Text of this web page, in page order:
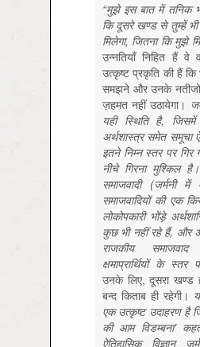
“मुझे इस बात में तनिक
कि दूसरे खण्ड से तुम्हें
मिलेगा, जितना कि मुझे
उन्नतियाँनिहित हैंवे
उत्कृष्टप्रकृति कीहैंकि
समझने औरउनके
ज़हमतनहींउठायेगा।
यही स्थिति है, जिसमें
अर्थशास्त्र समेत समूचा
इतने निम्न स्तर पर
नीचे गिरना मुश्किल
समाजवादी (जर्मनी में
समाजवादियों की एक
लोकोपकारी भोंड़े
कुछ भी नहीं रहे हैं, और
राजकीय
क्षमाप्रार्थियों के
उनके लिए,दूसराखण्ड
बन्द किताब ही रहेगी।
एक उत्कृष्ट उदाहरण है
की आम विडम्बना’
ऐतिहासिक विज्ञान